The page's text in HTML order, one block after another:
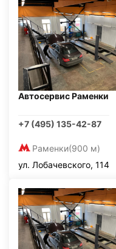
Автосервис Раменки
+7 (495) 135-42-87
Раменки(900 м)
ул. Лобачевского, 114